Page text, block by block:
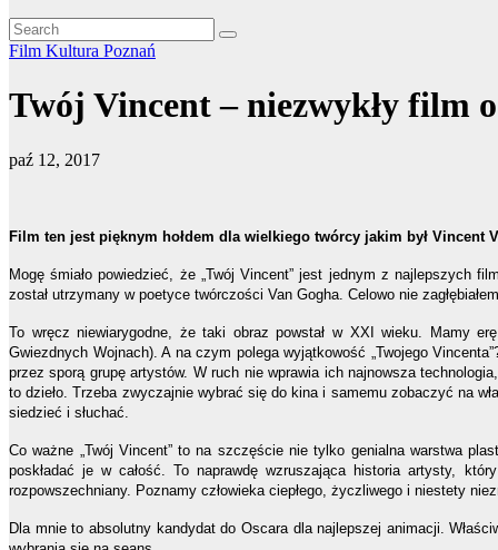
Film Kultura Poznań
Twój Vincent – niezwykły film
paź 12, 2017
Film ten jest pięknym hołdem dla wielkiego twórcy jakim był
Mogę śmiało powiedzieć, że „Twój Vincent” jest jednym z najlepszych
został utrzymany w poetyce twórczości Van Gogha. Celowo nie
To wręcz niewiarygodne, że taki obraz powstał w XXI wieku. Mamy
Gwiezdnych Wojnach). A na czym polega wyjątkowość „Twojego
przez sporą grupę artystów. W ruch nie wprawia ich najnowsza
to dzieło. Trzeba zwyczajnie wybrać się do kina i samemu zobaczyć na
siedzieć i słuchać.
Co ważne „Twój Vincent” to na szczęście nie tylko genialna warstwa
poskładać je w całość. To naprawdę wzruszająca historia artysty,
rozpowszechniany. Poznamy człowieka ciepłego, życzliwego i niestety
Dla mnie to absolutny kandydat do Oscara dla najlepszej animacji.